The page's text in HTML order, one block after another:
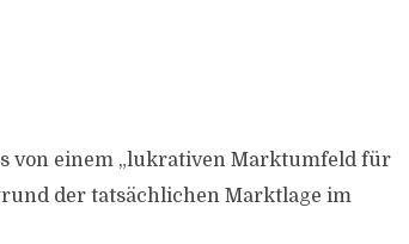
von einem „lukrativen Marktumfeld für
der tatsächlichen Marktlage im